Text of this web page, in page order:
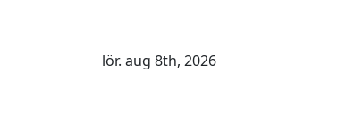
lör. aug 8th, 2026